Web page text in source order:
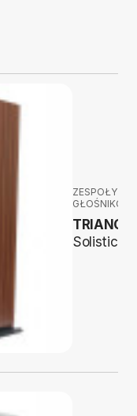
ZESPOŁY
Solistice 8